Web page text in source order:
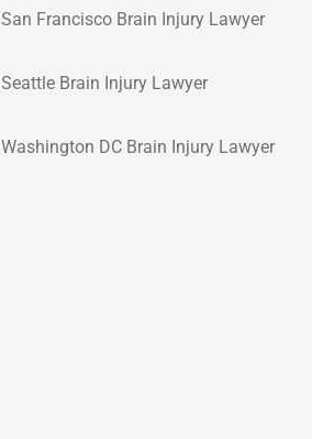
San Francisco Brain Injury Lawyer
Seattle Brain Injury Lawyer
Washington DC Brain Injury Lawyer